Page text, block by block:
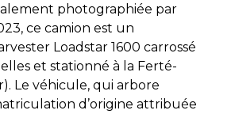
photographiée par
ce camion est un
Loadstar 1600 carrossé
et stationné à la Ferté-
Le véhicule, qui arbore
d’origine attribuée